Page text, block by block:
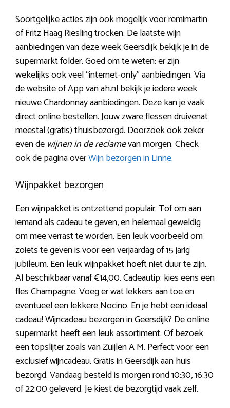
Soortgelijke acties zijn ook mogelijk voor remimartin
of Fritz Haag Riesling trocken. De laatste wijn
aanbiedingen van deze week Geersdijk bekijk je in de
supermarkt folder. Goed om te weten: er zijn
wekelijks ook veel “internet-only” aanbiedingen. Via
de website of App van ah.nl bekijk je iedere week
nieuwe Chardonnay aanbiedingen. Deze kan je vaak
direct online bestellen. Jouw zware flessen druivenat
meestal (gratis) thuisbezorgd. Doorzoek ook zeker
even de wijnen in de reclamevan morgen. Check
ook de pagina overWijn bezorgen in Linne.
Wijnpakket bezorgen
Een wijnpakket is ontzettend populair. Tof om aan
iemand als cadeau te geven, en helemaal geweldig
om mee verrast te worden. Een leuk voorbeeld om
zoiets te geven is voor een verjaardag of 15 jarig
jubileum. Een leuk wijnpakket hoeft niet duur te zijn.
Al beschikbaar vanaf €14,00. Cadeautip: kies eens een
fles Champagne. Voeg er wat lekkers aan toe en
eventueel een lekkere Nocino. En je hebt een ideaal
cadeau! Wijncadeau bezorgen in Geersdijk? De online
supermarkt heeft een leuk assortiment. Of bezoek
een topslijter zoals van Zuijlen A M. Perfect voor een
exclusief wijncadeau. Gratis in Geersdijk aan huis
bezorgd. Vandaag besteld is morgen rond 10:30, 16:30
of 22:00 geleverd. Je kiest de bezorgtijd vaak zelf.